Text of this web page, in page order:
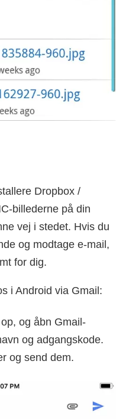
Dropbox /
billederne på din
vej i stedet. Hvis du
og modtage e-mail,
for dig.
i Android via Gmail:
og åbn Gmail-
og adgangskode.
og send dem.